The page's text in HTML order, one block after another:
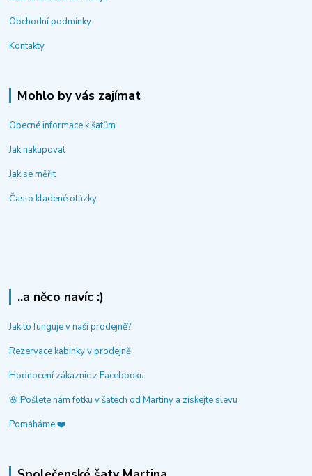
Obchodní podmínky
Kontakty
Mohlo by vás zajímat
Obecné informace k šatům
Jak nakupovat
Jak se měřit
Často kladené otázky
..a něco navíc :)
Jak to funguje v naší prodejně?
Rezervace kabinky v prodejně
Hodnocení zákaznic z Facebooku
🌸 Pošlete nám fotku v šatech od Martiny a získejte slevu
Pomáháme ❤️